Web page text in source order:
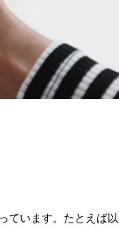
ています。たとえば以